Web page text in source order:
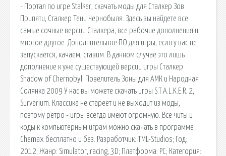
- Портал по игре Stalker, скачать моды для Сталкер Зов
Припяти, Сталкер Тени Чернобыля. Здесь вы найдете все
самые сочные версии Сталкера, все рабочие дополнения и
многое другое. Дополнительное ПО для игры, если у вас не
запускается, качаем, ставим. В данном случае это лишь
дополнение к уже существующей версии игры Сталкер
Shadow of Chernobyl. Повелитель Зоны для АМК и Народная
Солянка 2009 У нас вы можете скачать игры S.T.A.L.K.E.R. 2,
Survarium. Классика не стареет и не выходит из моды,
поэтому ретро - игры всегда имеют огромную. Все читы и
коды к компьютерным играм можно скачать в программе
Chemax бесплатно и без. Разработчик: TML-Studios; Год:
2012; Жанр: Simulator, racing, 3D; Платформа: PC; Категория: